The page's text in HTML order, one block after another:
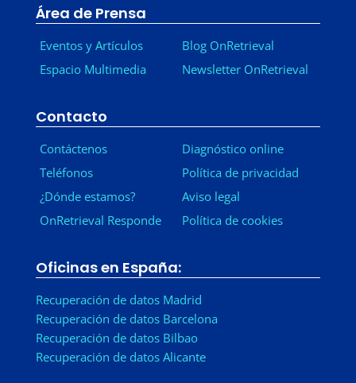
Área de Prensa
Eventos y Artículos
Espacio Multimedia
Blog OnRetrieval
Newsletter OnRetrieval
Contacto
Contáctenos
Teléfonos
¿Dónde estamos?
OnRetrieval Responde
Diagnóstico online
Política de privacidad
Aviso legal
Política de cookies
Oficinas en España:
Recuperación de datos Madrid
Recuperación de datos Barcelona
Recuperación de datos Bilbao
Recuperación de datos Alicante